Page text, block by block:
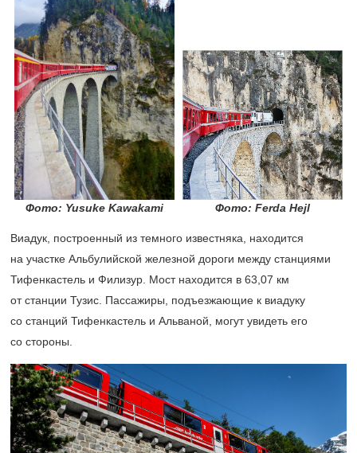
Фото: Yusuke Kawakami Фото: Ferda Hejl
Виадук, построенный из темного известняка, находится
на участке Альбулийской железной дороги между станциями
Тифенкастель и Филизур. Мост находится в 63,07 км
от станции Тузис. Пассажиры, подъезжающие к виадуку
со станций Тифенкастель и Альваной, могут увидеть его
со стороны.